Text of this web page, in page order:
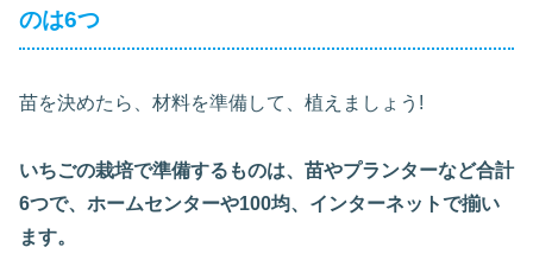
のは6つ
苗を決めたら、材料を準備して、植えましょう!
いちごの栽培で準備するものは、苗やプランターなど合計
6つで、ホームセンターや100均、インターネットで揃い
ます。